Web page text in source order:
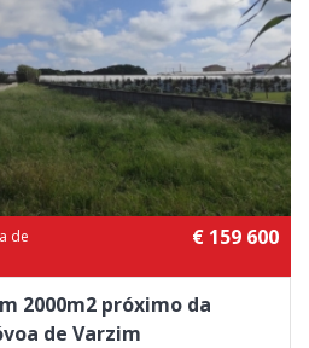
de
€ 159 600
2000m2 próximo da
de Varzim